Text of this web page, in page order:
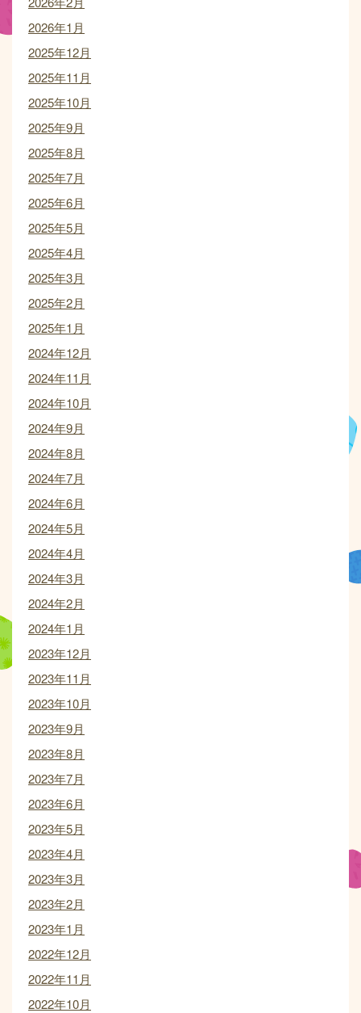
2026年1月
2025年12月
2025年11月
2025年10月
2025年9月
2025年8月
2025年7月
2025年6月
2025年5月
2025年4月
2025年3月
2025年2月
2025年1月
2024年12月
2024年11月
2024年10月
2024年9月
2024年8月
2024年7月
2024年6月
2024年5月
2024年4月
2024年3月
2024年2月
2024年1月
2023年12月
2023年11月
2023年10月
2023年9月
2023年8月
2023年7月
2023年6月
2023年5月
2023年4月
2023年3月
2023年2月
2023年1月
2022年12月
2022年11月
2022年10月